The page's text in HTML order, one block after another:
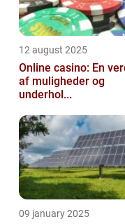
12 august 2025
Online casino: En
af muligheder og
underhol...
09 january 2025